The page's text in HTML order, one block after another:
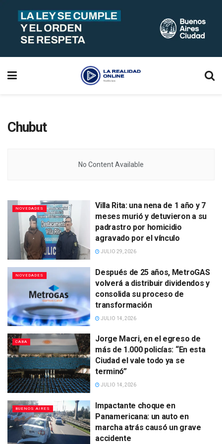
Chubut
No Content Available
NOVEDADES
Villa Rita: una nena de 1 año y 7
meses murió y detuvieron a su
padrastro por homicidio
agravado por el vínculo
JULIO 29, 2026
NOVEDADES
Después de 25 años, MetroGAS
volverá a distribuir dividendos y
consolida su proceso de
transformación
JULIO 14, 2026
CABA
Jorge Macri, en el egreso de
más de 1.000 policías: “En esta
Ciudad el vale todo ya se
terminó”
JULIO 14, 2026
BUENOS AIRES
Impactante choque en
Panamericana: un auto en
marcha atrás causó un grave
accidente